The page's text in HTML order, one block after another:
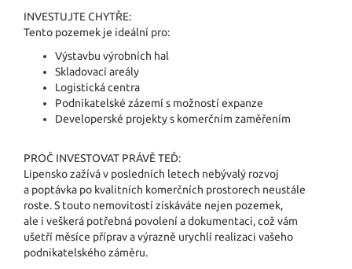
INVESTUJTE CHYTŘE:
Tento pozemek je ideální pro:
Výstavbu výrobních hal
Skladovací areály
Logistická centra
Podnikatelské zázemí s možností expanze
Developerské projekty s komerčním zaměřením
PROČ INVESTOVAT PRÁVĚ TEĎ:
Lipensko zažívá v posledních letech nebývalý rozvoj
a poptávka po kvalitních komerčních prostorech neustále
roste. S touto nemovitostí získáváte nejen pozemek,
ale i veškerá potřebná povolení a dokumentaci, což vám
ušetří měsíce příprav a výrazně urychlí realizaci vašeho
podnikatelského záměru.